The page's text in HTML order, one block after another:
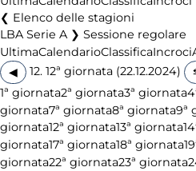
Elenco delle stagioni
LBA Serie A ❯ Sessione regolare
UltimaCalendarioClassificaIncroci
◀
12. 12ª giornata (22.12.2024)
1ª giornata2ª giornata3ª giornata
giornata7ª giornata8ª giornata9ª
giornata12ª giornata13ª giornata
giornata17ª giornata18ª giornata
giornata22ª giornata23ª giornata